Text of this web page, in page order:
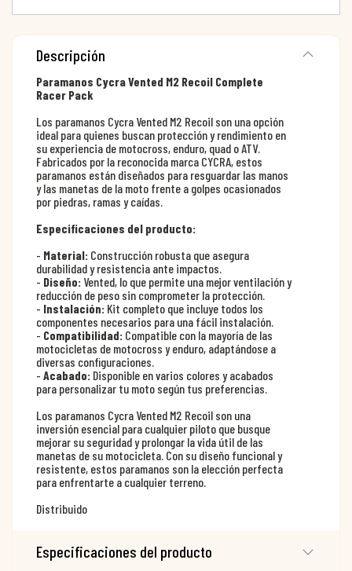
Descripción
Paramanos Cycra Vented M2 Recoil Complete
Racer Pack
Los paramanos Cycra Vented M2 Recoil son una opción
ideal para quienes buscan protección y rendimiento en
su experiencia de motocross, enduro, quad o ATV.
Fabricados por la reconocida marca CYCRA, estos
paramanos están diseñados para resguardar las manos
y las manetas de la moto frente a golpes ocasionados
por piedras, ramas y caídas.
Especificaciones del producto:
- Material: Construcción robusta que asegura
durabilidad y resistencia ante impactos.
- Diseño: Vented, lo que permite una mejor ventilación y
reducción de peso sin comprometer la protección.
- Instalación: Kit completo que incluye todos los
componentes necesarios para una fácil instalación.
- Compatibilidad: Compatible con la mayoría de las
motocicletas de motocross y enduro, adaptándose a
diversas configuraciones.
- Acabado: Disponible en varios colores y acabados
para personalizar tu moto según tus preferencias.
Los paramanos Cycra Vented M2 Recoil son una
inversión esencial para cualquier piloto que busque
mejorar su seguridad y prolongar la vida útil de las
manetas de su motocicleta. Con su diseño funcional y
resistente, estos paramanos son la elección perfecta
para enfrentarte a cualquier terreno.
Distribuido
Especificaciones del producto